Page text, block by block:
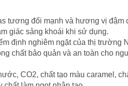
tương đối mạnh và hương vị
giác sảng khoái khi sử dụng.
định nghiêm ngặt của thị
chất bảo quản và an toàn cho
CO2, chất tạo màu caramel,